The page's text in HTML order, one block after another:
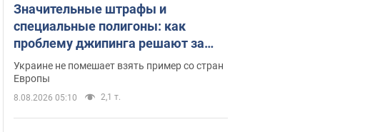
Значительные штрафы и
специальные полигоны: как
проблему джипинга решают за
границей
Украине не помешает взять пример со стран
Европы
8.08.2026 05:10 2,1 т.